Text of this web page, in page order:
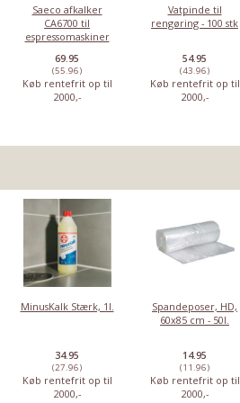
Saeco afkalker
CA6700 til
espressomaskiner
69.95
(55.96)
Køb rentefrit op til
2000,-
Vatpinde til
rengøring - 100 stk
54.95
(43.96)
Køb rentefrit op til
2000,-
MinusKalk Stærk, 1l.
34.95
(27.96)
Køb rentefrit op til
2000,-
Spandeposer, HD,
60x85 cm - 50l.
14.95
(11.96)
Køb rentefrit op til
2000,-